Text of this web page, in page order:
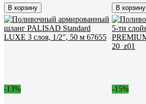
В корзину В корзину
-13% -15%